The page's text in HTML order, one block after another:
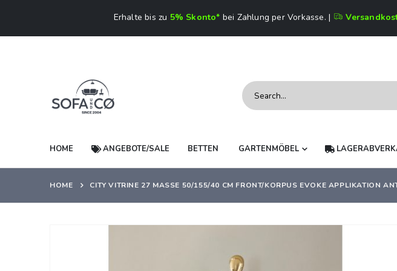
Erhalte bis zu 5% Skonto* bei Zahlung per Vorkasse. |
HOME ANGEBOTE/SALE BETTEN GARTENMÖBEL
HOME CITY VITRINE 27 MASSE 50/155/40 CM FRONT/KORPUS EVOKE APPLIKATION